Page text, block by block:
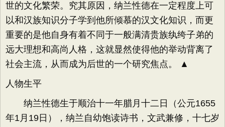
世的文化繁荣。究其原因，纳兰性德在一定程度上可
以和汉族知识分子学到他所倾慕的汉文化知识，而更
重要的是他自身有着不同于一般满清贵族纨绔子弟的
远大理想和高尚人格，这就显然使得他的举动背离了
社会主流，从而成为后世的一个研究焦点。 ▲
人物生平
纳兰性德生于顺治十一年腊月十二日（公元1655
年1月19日），纳兰自幼饱读诗书，文武兼修，十七岁